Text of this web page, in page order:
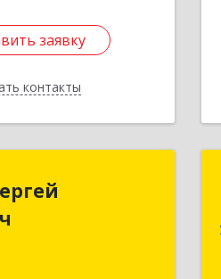
заявку
контакты
заявку
Назад
Сергей
Николаевич